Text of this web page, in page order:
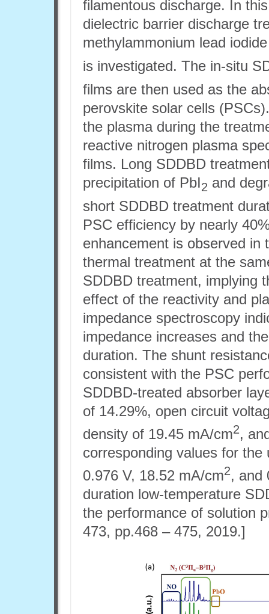
filamentous discharge. In
dielectric barrier discharge
methylammonium lead
is investigated. The in-situ
films are then used as the
perovskite solar cells
the plasma during the
reactive nitrogen plasma
films. Long SDDBD
precipitation of PbI2 and
short SDDBD treatment
PSC efficiency by nearly
enhancement is observed in
thermal treatment at the
SDDBD treatment, implying
effect of the reactivity and
impedance spectroscopy
impedance increases and
duration. The shunt
consistent with the PSC
SDDBD-treated absorber
of 14.29%, open circuit
density of 19.45 mA/cm2,
corresponding values for
0.976 V, 18.52 mA/cm2, and
duration low-temperature
the performance of solution
473, pp.468 – 475, 2019.]